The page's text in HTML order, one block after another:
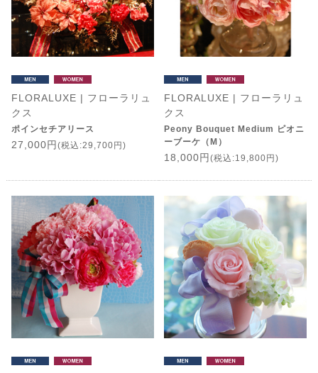
FLORALUXE | フローラリュ
クス
ポインセチアリース
27,000円 (税込:29,700円)
FLORALUXE | フローラリュ
クス
Peony Bouquet Medium ピオニ
ーブーケ（M）
18,000円 (税込:19,800円)